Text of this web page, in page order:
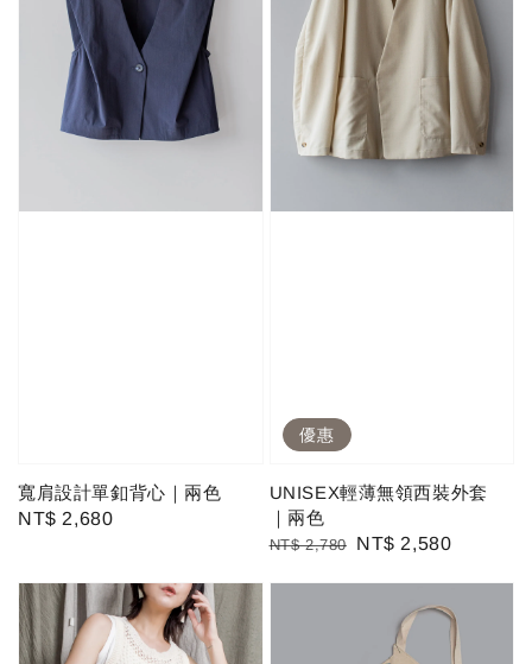
寬肩設計單釦背心｜兩色
Regular
NT$ 2,680
優惠
UNISEX輕薄無領西裝外套
｜兩色
Regular
NT$ 2,780
Sale
NT$ 2,580